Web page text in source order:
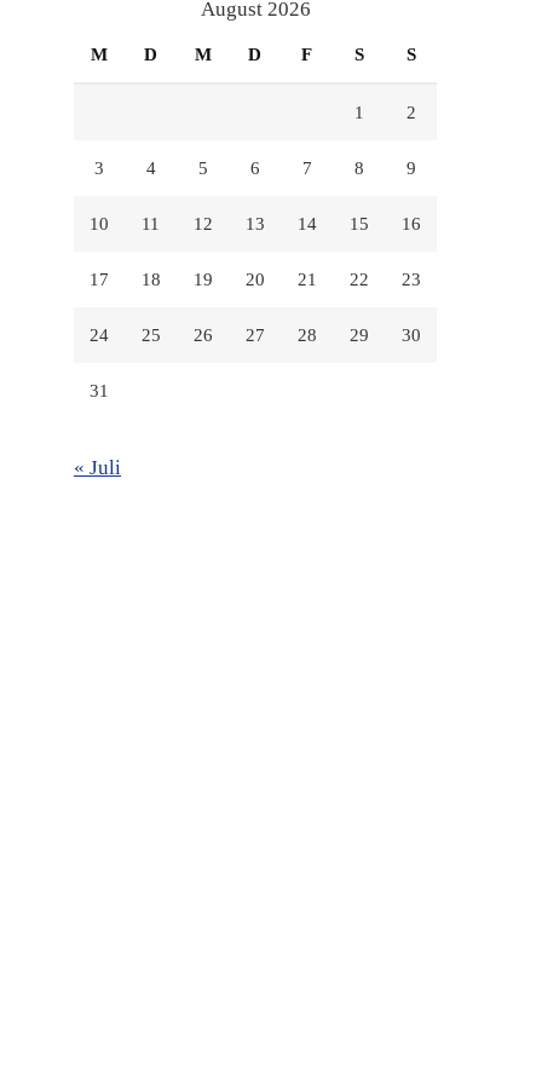
August 2026
M D M D F S S
1 2
3 4 5 6 7 8 9
10 11 12 13 14 15 16
17 18 19 20 21 22 23
24 25 26 27 28 29 30
31
« Juli